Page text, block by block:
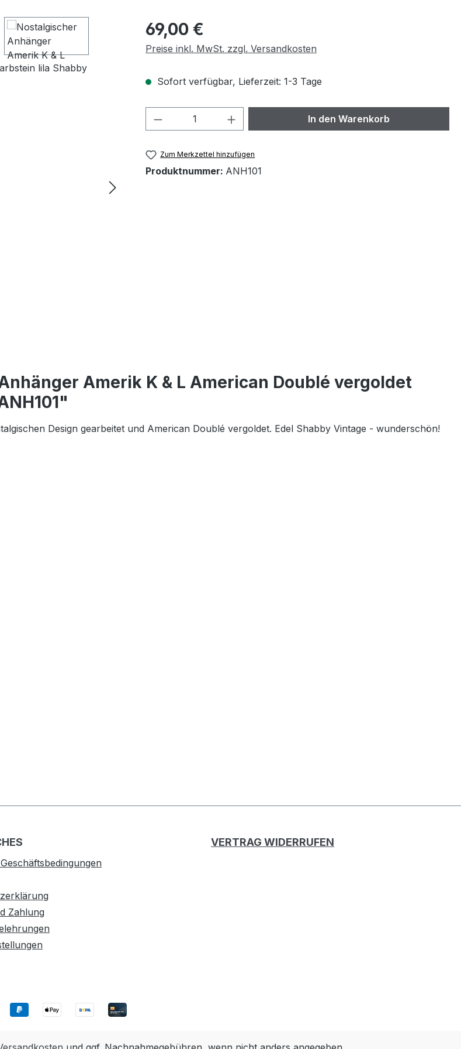
Regulärer Preis:
69,00 €
Preise inkl. MwSt. zzgl. Versandkosten
Sofort verfügbar, Lieferzeit: 1-3 Tage
Produkt Anzahl: Gib den gewünschten Wert
In den Warenkorb
Zum Merkzettel hinzufügen
Produktnummer: ANH101
Amerik K & L American Doublé vergoldet
Design gearbeitet und American Doublé vergoldet. Edel Shabby Vintage - wunderschön!
Zahlung
VERTRAG WIDERRUFEN